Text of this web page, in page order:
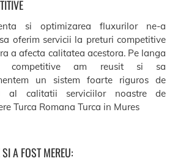
si optimizarea fluxurilor ne-a
oferim servicii la preturi competitive
a afecta calitatea acestora. Pe langa
competitive am reusit si sa
un sistem foarte riguros de
al calitatii serviciilor noastre de
Turca Romana Turca in Mures
A FOST MEREU: